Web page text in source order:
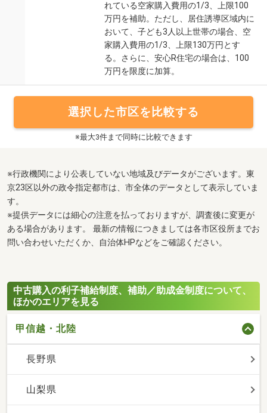
れている空家購入費用の1/3、上限100
万円を補助。ただし、居住誘導区域内に
おいて、子ども3人以上世帯の場合、空
家購入費用の1/3、上限130万円とす
る。さらに、安心R住宅の場合は、100
万円を限度に加算。
選択した市区を比較する
※最大3件まで同時に比較できます
※行政機関により公表していない地域及びデータがございます。東
京23区以外の政令指定都市は、市全体のデータとして表示していま
す。
※提供データには細心の注意を払っておりますが、調査後に変更が
ある場合があります。 最新の情報につきましては各市区役所までお
問い合わせいただくか、自治体HPなどをご確認ください。
中古購入の利子補給制度、補助／助成金制度について、
ほかのエリアを見る
甲信越・北陸
長野県
山梨県